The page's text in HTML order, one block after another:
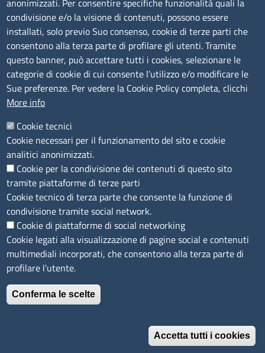
Albo Online
Amministrazione trasparente
Bandi e concorsi
Segnalazioni Whistleblowing
Accessibilità
IBAN e pagamenti informatici
Informative privacy e cookie
Verifiche PA
Attuazione misure PNRR
Modulistica
SEGUICI SU
anonimizzati. Per consentire specifiche funzionalità quali la
condivisione e/o la visione di contenuti, possono essere
installati, solo previo Suo consenso, cookie di terze parti che
consentono alla terza parte di profilare gli utenti. Tramite
questo banner, può accettare tutti i cookies, selezionare le
categorie di cookie di cui consente l’utilizzo e/o modificare le
Sue preferenze. Per vedere la Cookie Policy completa, clicchi
More info
Cookie tecnici
Cookie necessari per il funzionamento del sito e cookie
analitici anonimizzati.
Cookie per la condivisione dei contenuti di questo sito
tramite piattaforme di terze parti
Cookie tecnico di terza parte che consente la funzione di
condivisione tramite social network.
Cookie di piattaforme di social networking
Cookie legati alla visualizzazione di pagine social e contenuti
multimediali incorporati, che consentono alla terza parte di
profilare l'utente.
Conferma le scelte
Accetta tutti i cookies